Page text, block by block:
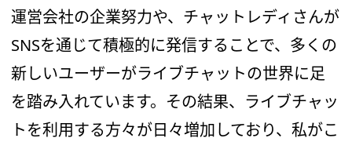
運営会社の企業努力や、チャットレディさんが
SNSを通じて積極的に発信することで、多くの
新しいユーザーがライブチャットの世界に足
を踏み入れています。その結果、ライブチャッ
トを利用する方々が日々増加しており、私がこ